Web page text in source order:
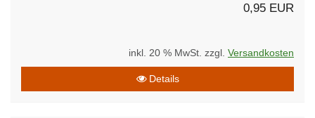
0,95 EUR
inkl. 20 % MwSt. zzgl. Versandkosten
Details